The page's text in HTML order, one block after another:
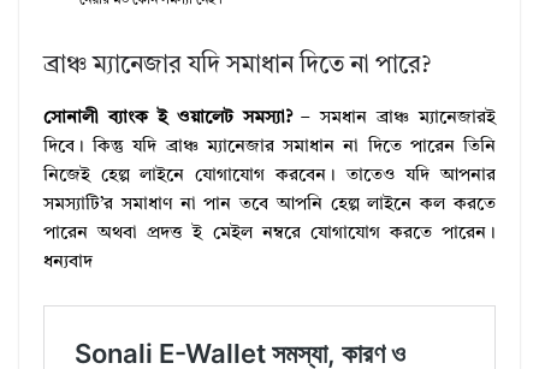
ব্রাঞ্চ ম্যানেজার যদি সমাধান দিতে না পারে?
সোনালী ব্যাংক ই ওয়ালেট সমস্যা?– সমধান ব্রাঞ্চ ম্যানেজারই
দিবে। কিন্তু যদি ব্রাঞ্চ ম্যানেজার সমাধান না দিতে পারেন তিনি
নিজেই হেল্প লাইনে যোগাযোগ করবেন। তাতেও যদি আপনার
সমস্যাটি’র সমাধাণ না পান তবে আপনি হেল্প লাইনে কল করতে
পারেন অথবা প্রদত্ত ই মেইল নম্বরে যোগাযোগ করতে পারেন।
ধন্যবাদ